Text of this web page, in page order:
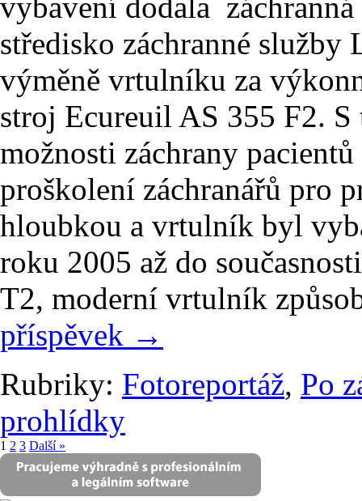
středisko záchranné
výměně vrtulníku za
stroj Ecureuil AS 355 F2.
možnosti záchrany
proškolení záchranářů pro
hloubkou a vrtulník byl
roku 2005 až do
T2, moderní vrtulník
příspěvek →
Rubriky: Fotoreportáž, Po
prohlídky
1 2 3 Další »